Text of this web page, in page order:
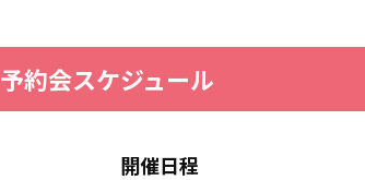
予約会スケジュール
開催日程